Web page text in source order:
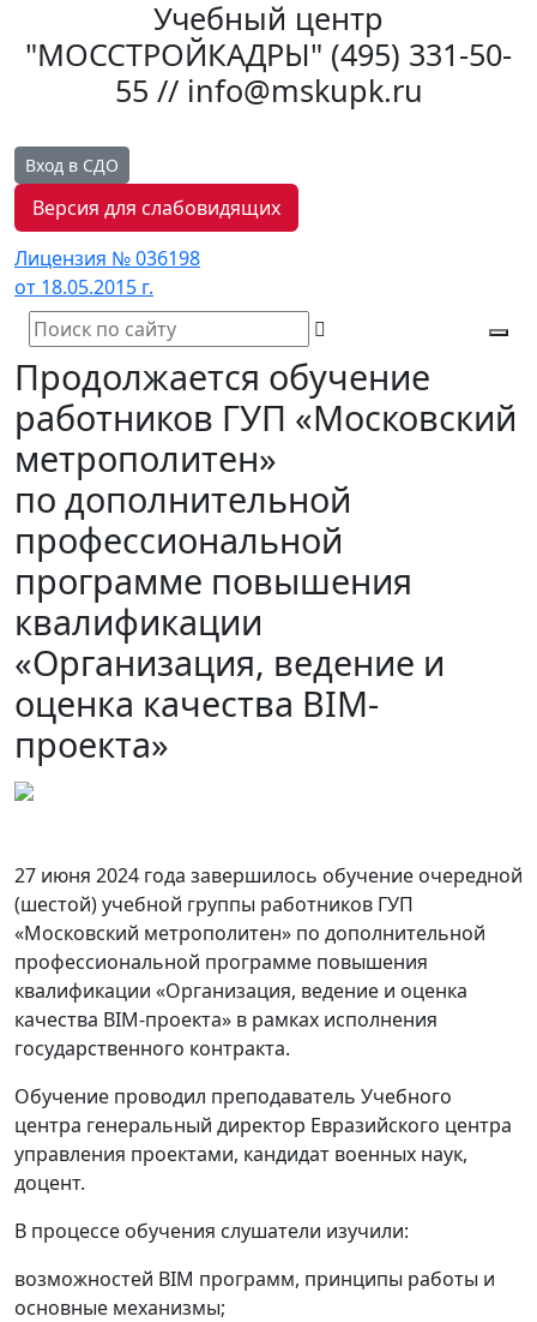
Учебный центр
"МОССТРОЙКАДРЫ" (495) 331-50-
55 // info@mskupk.ru
Вход в СДО
Версия для слабовидящих
Лицензия № 036198
от 18.05.2015 г.
Продолжается обучение
работников ГУП «Московский
метрополитен»
по дополнительной
профессиональной
программе повышения
квалификации
«Организация, ведение и
оценка качества BIM-
проекта»
27 июня 2024 года завершилось обучение очередной
(шестой) учебной группы работников ГУП
«Московский метрополитен» по дополнительной
профессиональной программе повышения
квалификации «Организация, ведение и оценка
качества BIM-проекта» в рамках исполнения
государственного контракта.
Обучение проводил преподаватель Учебного
центра генеральный директор Евразийского центра
управления проектами, кандидат военных наук,
доцент.
В процессе обучения слушатели изучили:
возможностей BIM программ, принципы работы и
основные механизмы;